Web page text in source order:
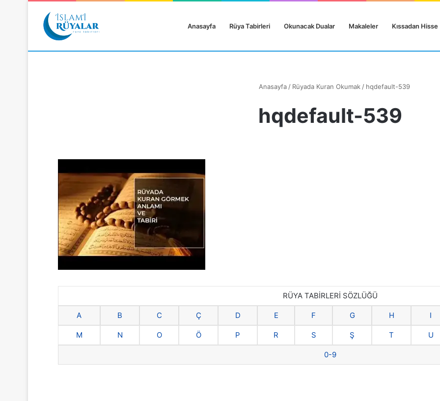
Anasayfa Rüya Tabirleri Okunacak Dualar Makaleler Kıssadan Hisse
Anasayfa / Rüyada Kuran Okumak / hqdefault-539
hqdefault-539
RÜYA TABİRLERİ SÖZLÜĞÜ
A B C Ç D E F G H I
M N O Ö P R S Ş T U
0-9